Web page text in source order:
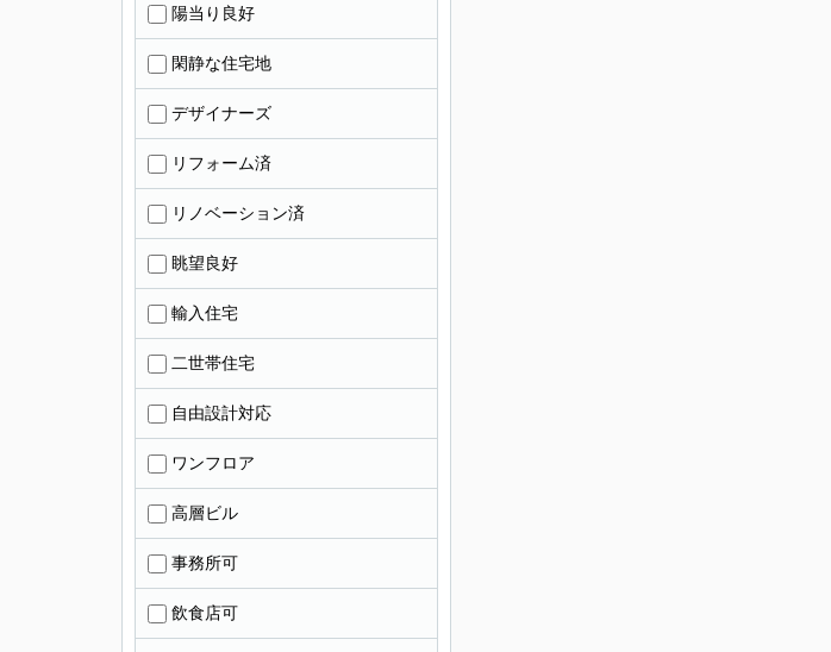
陽当り良好
閑静な住宅地
デザイナーズ
リフォーム済
リノベーション済
眺望良好
輸入住宅
二世帯住宅
自由設計対応
ワンフロア
高層ビル
事務所可
飲食店可